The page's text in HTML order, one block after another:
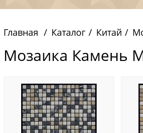
Главная Каталог Китай
Мозаика Камень